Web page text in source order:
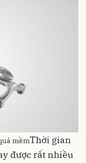
mềmThời gian
được rất nhiều